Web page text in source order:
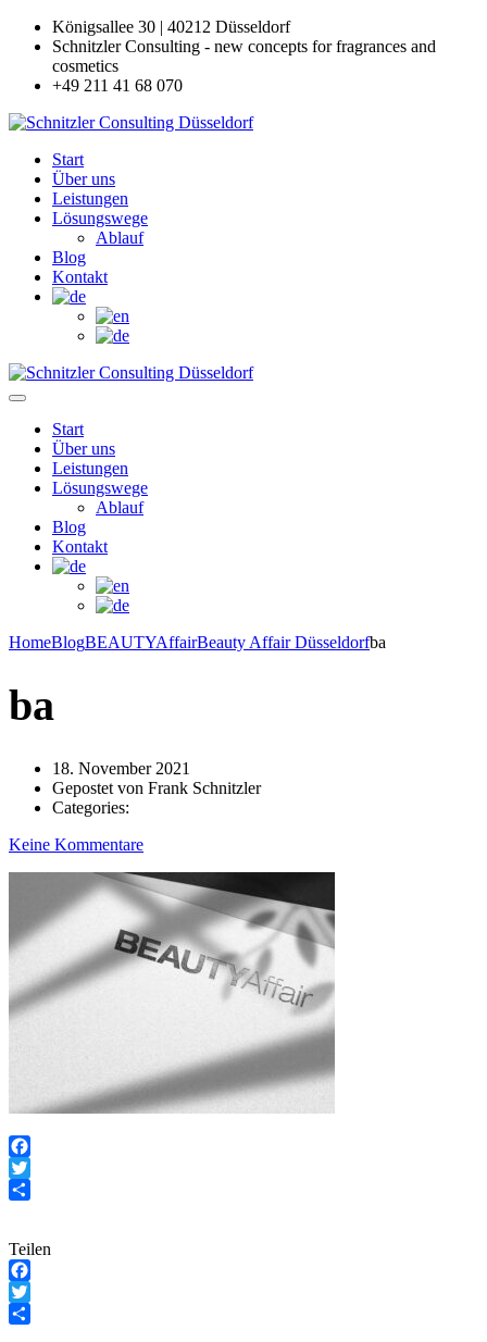
Königsallee 30 | 40212 Düsseldorf
Schnitzler Consulting - new concepts for fragrances and
cosmetics
+49 211 41 68 070
Start
Über uns
Leistungen
Lösungswege
Ablauf
Blog
Kontakt
Start
Über uns
Leistungen
Lösungswege
Ablauf
Blog
Kontakt
HomeBlogBEAUTYAffairBeauty Affair Düsseldorfba
ba
18. November 2021
Gepostet von Frank Schnitzler
Categories:
Keine Kommentare
Facebook
Twitter
Teilen
Facebook
Twitter